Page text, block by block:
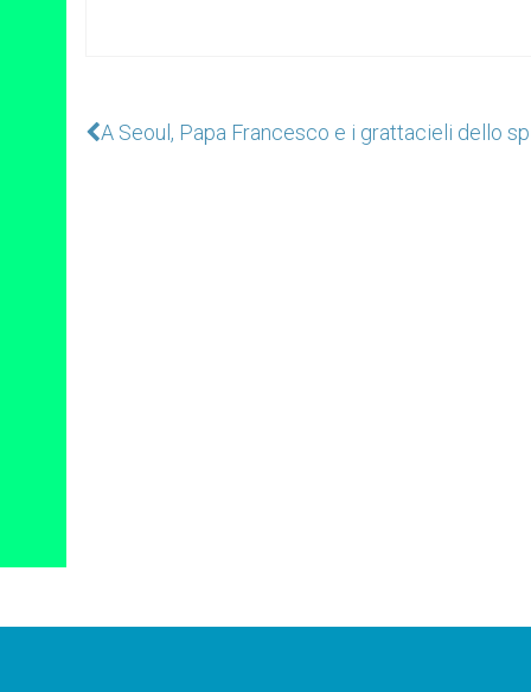
A Seoul, Papa Francesco e i grattacieli dello